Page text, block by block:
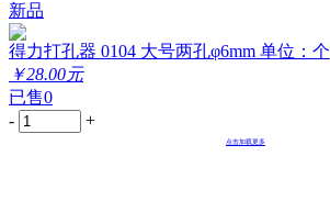
新品
得力打孔器 0104 大号两孔φ6mm 单位：个
￥28.00元
已售0
-
+
点击加载更多